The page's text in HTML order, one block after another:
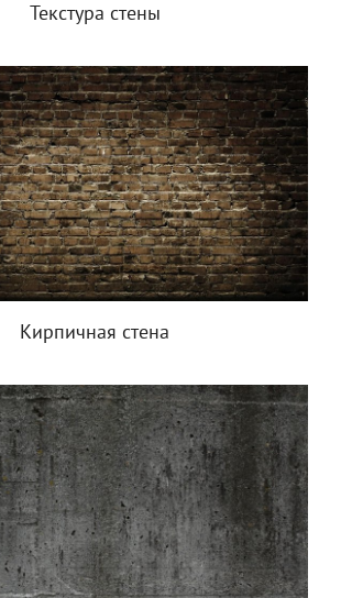
Текстура стены
Кирпичная стена